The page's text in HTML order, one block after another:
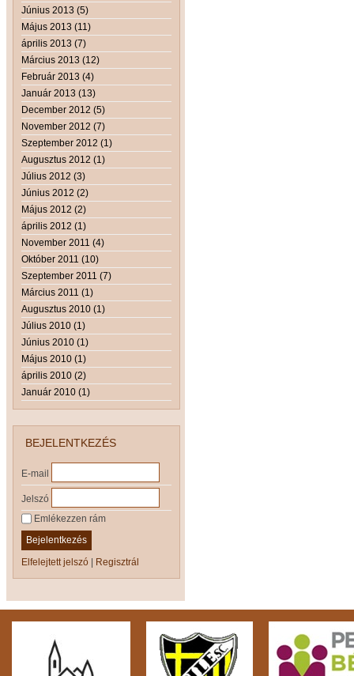
Június 2013 (5)
Május 2013 (11)
április 2013 (7)
Március 2013 (12)
Február 2013 (4)
Január 2013 (13)
December 2012 (5)
November 2012 (7)
Szeptember 2012 (1)
Augusztus 2012 (1)
Július 2012 (3)
Június 2012 (2)
Május 2012 (2)
április 2012 (1)
November 2011 (4)
Október 2011 (10)
Szeptember 2011 (7)
Március 2011 (1)
Augusztus 2010 (1)
Július 2010 (1)
Június 2010 (1)
Május 2010 (1)
április 2010 (2)
Január 2010 (1)
BEJELENTKEZÉS
E-mail
Jelszó
Emlékezzen rám
Bejelentkezés
Elfelejtett jelszó | Regisztrál